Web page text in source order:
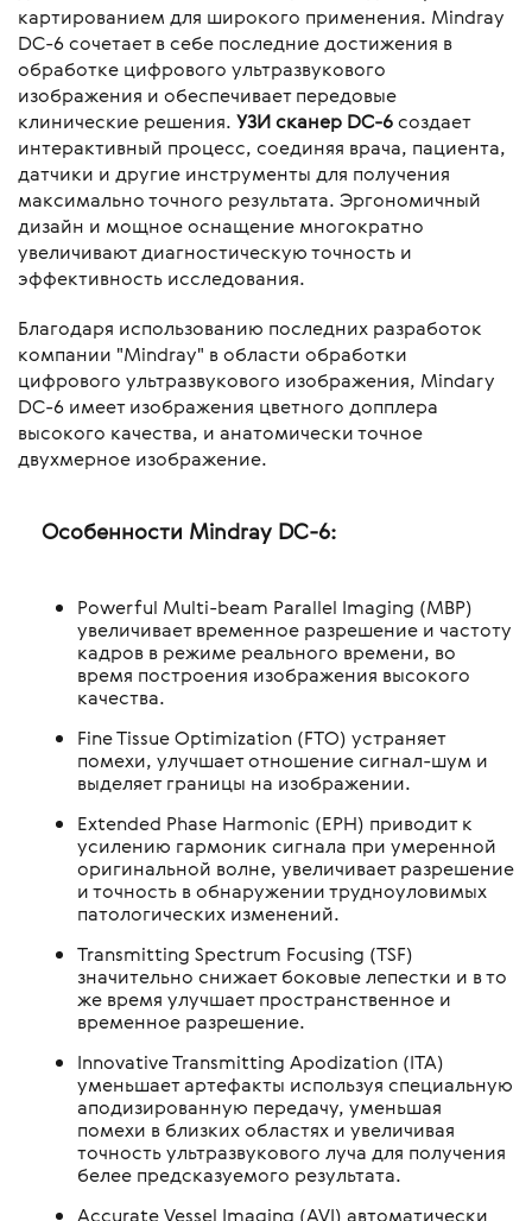
картированием для широкого применения. Mindray
DC-6 сочетает в себе последние достижения в
обработке цифрового ультразвукового
изображения и обеспечивает передовые
клинические решения. УЗИ сканер DC-6создает
интерактивный процесс, соединяя врача, пациента,
датчики и другие инструменты для получения
максимально точного результата. Эргономичный
дизайн и мощное оснащение многократно
увеличивают диагностическую точность и
эффективность исследования.
Благодаря использованию последних разработок
компании "Mindray" в области обработки
цифрового ультразвукового изображения, Mindary
DC-6 имеет изображения цветного допплера
высокого качества, и анатомически точное
двухмерное изображение.
Особенности Mindray DC-6:
Powerful Multi-beam Parallel Imaging (MBP)
увеличивает временное разрешение и частоту
кадров в режиме реального времени, во
время построения изображения высокого
качества.
Fine Tissue Optimization (FTO) устраняет
помехи, улучшает отношение сигнал-шум и
выделяет границы на изображении.
Extended Phase Harmonic (EPH) приводит к
усилению гармоник сигнала при умеренной
оригинальной волне, увеличивает разрешение
и точность в обнаружении трудноуловимых
патологических изменений.
Transmitting Spectrum Focusing (TSF)
значительно снижает боковые лепестки и в то
же время улучшает пространственное и
временное разрешение.
Innovative Transmitting Apodization (ITA)
уменьшает артефакты используя специальную
аподизированную передачу, уменьшая
помехи в близких областях и увеличивая
точность ультразвукового луча для получения
белее предсказуемого результата.
Accurate Vessel Imaging (AVI) автоматически